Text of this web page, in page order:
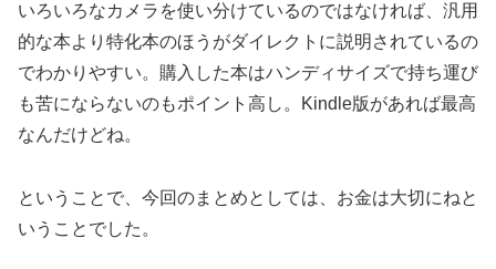
いろいろなカメラを使い分けているのではなければ、汎用
的な本より特化本のほうがダイレクトに説明されているの
でわかりやすい。購入した本はハンディサイズで持ち運び
も苦にならないのもポイント高し。Kindle版があれば最高
なんだけどね。
ということで、今回のまとめとしては、お金は大切にねと
いうことでした。